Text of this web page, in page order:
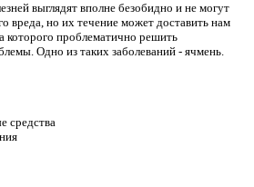
выглядят вполне безобидно и не могут
вреда, но их течение может доставить нам
которого проблематично решить
Одно из таких заболеваний - ячмень.
средства